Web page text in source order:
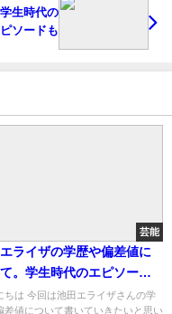
生時代の
ソードも
芸能
ライザの学歴や偏差値に
。学生時代のエピソード
ちは 今回は池田エライザさんの学
差値について書いていきたいと思い